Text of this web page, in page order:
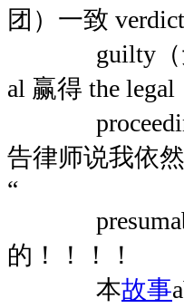
团）一致
guilty（无罪
al 赢得 the legal
proceedings
告律师说我依
“
的！！！！
本故事